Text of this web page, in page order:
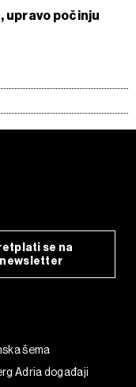
upravo počinju
se na
newsletter
šema
Adria događaji